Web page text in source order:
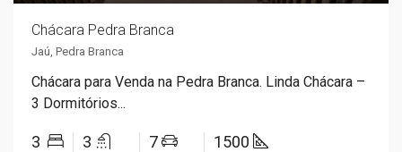
Chácara Pedra Branca
Jaú, Pedra Branca
Chácara para Venda na Pedra Branca. Linda Chácara –
3 Dormitórios...
3 3 7 1500